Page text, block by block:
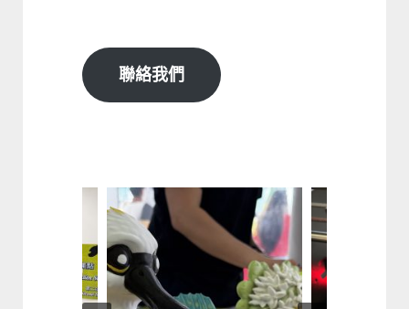
聯絡我們